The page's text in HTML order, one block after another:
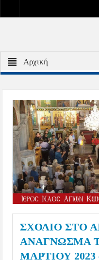
Αρχική
ΣΧΟΛΙΟ ΣΤΟ
ΑΝΑΓΝΩΣΜΑ
ΜΑΡΤΙΟΥ